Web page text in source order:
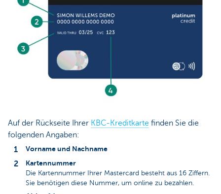
Auf der Rückseite Ihrer KBC-Kreditkarte finden Sie die
folgenden Angaben:
Vorname und Nachname
Kartennummer
Die Kartennummer Ihrer Mastercard besteht aus 16 Ziffern.
Sie benötigen diese Nummer, um online zu bezahlen.